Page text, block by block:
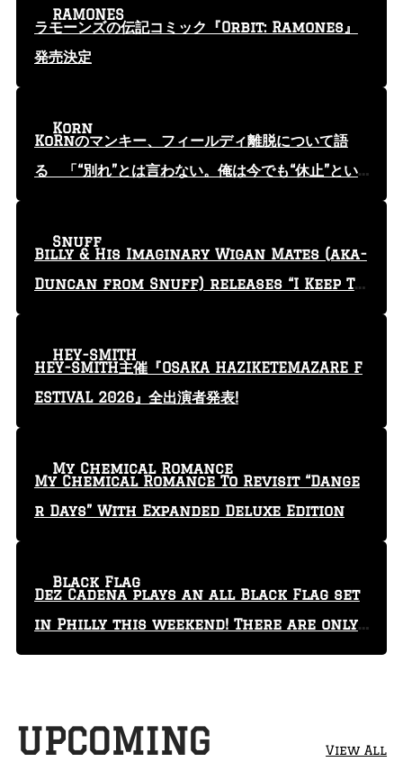
ラモーンズの伝記コミック『Orbit: Ramones』
発売決定
RAMONES
KoRnのマンキー、フィールディ離脱について語
る 「“別れ”とは言わない。俺は今でも“休止”とい
Korn
Billy & His Imaginary Wigan Mates (aka-
Duncan from Snuff) releases “I Keep Tr
Snuff
HEY-SMITH主催『OSAKA HAZIKETEMAZARE F
ESTIVAL 2026』全出演者発表!
HEY-SMITH
My Chemical Romance To Revisit “Dange
r Days” With Expanded Deluxe Edition
My Chemical Romance
Dez Cadena plays an all Black Flag set
in Philly this weekend! There are only
29 tickets left!
Black Flag
UPCOMING View All